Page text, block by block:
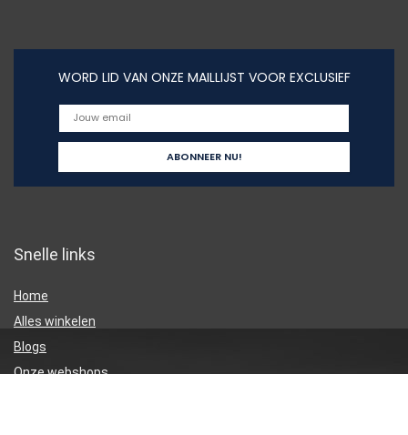
WORD LID VAN ONZE MAILLIJST VOOR EXCLUSIEF
Snelle links
Home
Alles winkelen
Blogs
Onze webshops